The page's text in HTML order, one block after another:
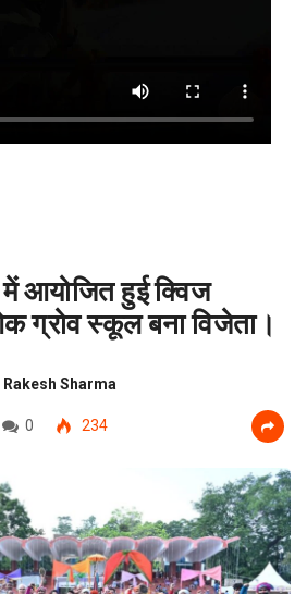
में आयोजित हुई क्विज
ग्रोव स्कूल बना विजेता।
Rakesh Sharma
0 234